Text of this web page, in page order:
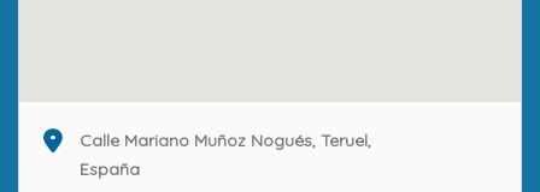
Calle Mariano Muñoz Nogués, Teruel,
España